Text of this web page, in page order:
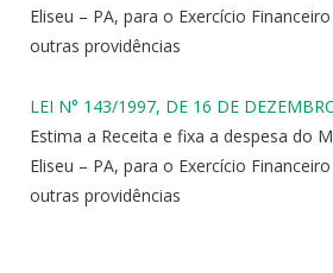
Eliseu – PA, para o Exercício
outras providências
LEI N° 143/1997, DE 16 DE
Estima a Receita e fixa a despesa do
Eliseu – PA, para o Exercício
outras providências